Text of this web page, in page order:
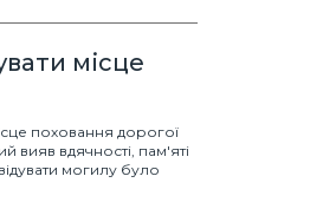
місце
поховання дорогої
вдячності, пам'яті
могилу було